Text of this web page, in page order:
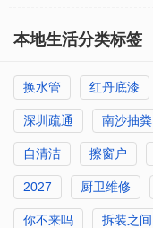
本地生活分类标签
换水管 红丹底漆
深圳疏通 南沙抽粪
自清洁 擦窗户
2027 厨卫维修
你不来吗 拆装之间